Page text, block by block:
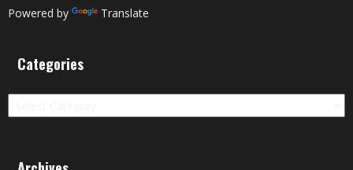
Powered by Translate
Categories
Categories